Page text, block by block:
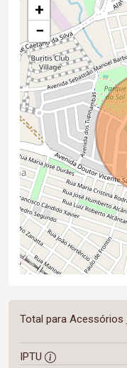
+
−
Total para Acessórios
IPTU